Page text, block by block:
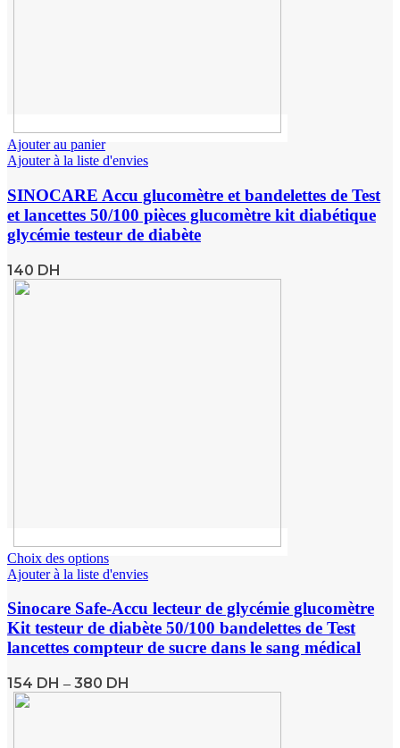
Ajouter au panier
Ajouter à la liste d'envies
SINOCARE Accu glucomètre et bandelettes de Test
et lancettes 50/100 pièces glucomètre kit diabétique
glycémie testeur de diabète
140 DH
Choix des options
Ajouter à la liste d'envies
Sinocare Safe-Accu lecteur de glycémie glucomètre
Kit testeur de diabète 50/100 bandelettes de Test
lancettes compteur de sucre dans le sang médical
154 DH – 380 DH